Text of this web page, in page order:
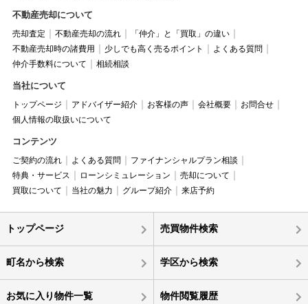
不動産売却について
売却査定 不動産売却の流れ
「仲介」と「買取」の違い
不動産売却時の諸費用
少しでも高く売るポイント
よくある質問
仲介手数料について
相続相談
当社について
トップページ アドバイザー紹介 お客様の声 会社概要
お問合せ
個人情報の取扱いについて
コンテンツ
ご契約の流れ よくある質問
ファイナンシャルプラン相談
特典・サービス
ローンシミュレーション
売却について
買取について
当社の魅力 グループ紹介 来店予約
トップページ 売買物件検索
町名から検索 学区から検索
お気に入り物件一覧 物件閲覧履歴